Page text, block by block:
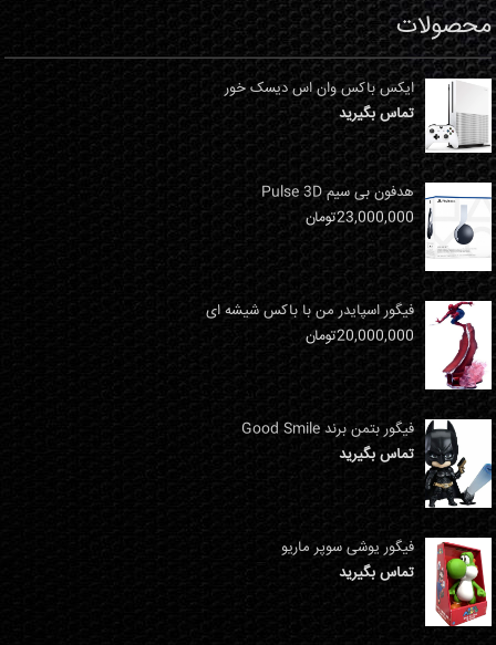
محصولات
ایکس باکس وان اس دیسک خور
تماس بگیرید
هدفون بی سیم Pulse 3D
23,000,000تومان
فیگور اسپایدر من با باکس شیشه ای
20,000,000تومان
فیگور بتمن برند Good Smile
تماس بگیرید
فیگور یوشی سوپر ماریو
تماس بگیرید